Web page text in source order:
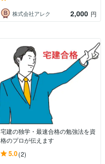
株式会社アレク 2,000 円
宅建の独学・最速合格の勉強法を資
格のプロが伝えます
5.0(2)